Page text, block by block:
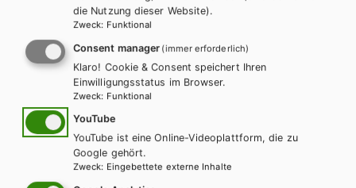
LEHRERSERVICE
Karin Ritz
+ 43 1 403 77 77 70
karin.ritz@hpt.at
die Nutzung dieser Website).
Zweck: Funktional
Consent manager (immer erforderlich)
Klaro! Cookie & Consent speichert Ihren
Einwilligungsstatus im Browser.
Zweck: Funktional
YouTube
YouTube ist eine Online-Videoplattform, die zu
Google gehört.
Zweck: Eingebettete externe Inhalte